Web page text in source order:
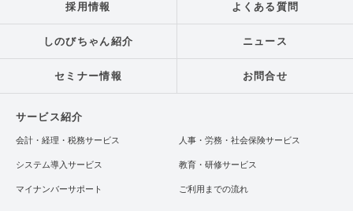
採用情報 よくある質問
しのびちゃん紹介 ニュース
セミナー情報 お問合せ
サービス紹介
会計・経理・税務サービス 人事・労務・社会保険サービス
システム導入サービス 教育・研修サービス
マイナンバーサポート ご利用までの流れ